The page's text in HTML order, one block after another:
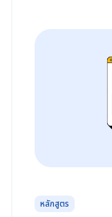
หลักสูตร